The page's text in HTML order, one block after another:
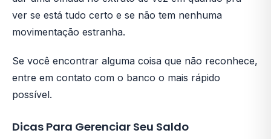
ver se está tudo certo e se não tem nenhuma
movimentação estranha.
Se você encontrar alguma coisa que não reconhece,
entre em contato com o banco o mais rápido
possível.
Dicas Para Gerenciar Seu Saldo